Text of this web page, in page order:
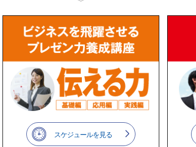
スケジュールを見る